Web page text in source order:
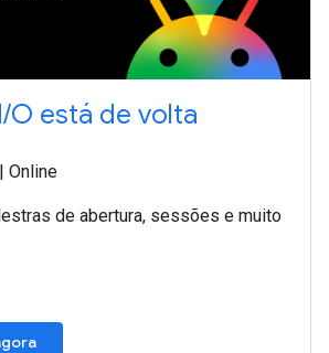
O está de volta
Online
de abertura, sessões e muito